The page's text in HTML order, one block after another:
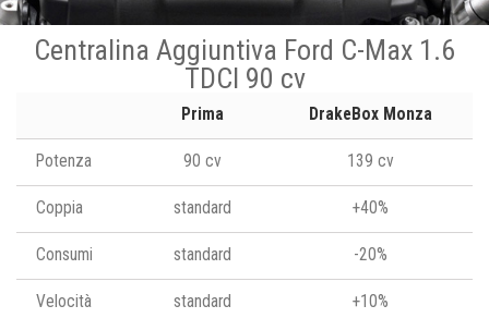
Centralina Aggiuntiva Ford C-Max 1.6
TDCI 90 cv
Prima DrakeBox Monza
Potenza 90 cv 139 cv
Coppia standard +40%
Consumi standard -20%
Velocità standard +10%